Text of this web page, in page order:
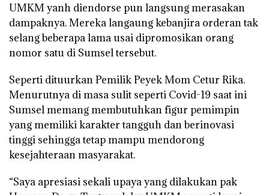
UMKM yanh diendorse pun langsung merasakan
dampaknya. Mereka langaung kebanjira orderan tak
selang beberapa lama usai dipromosikan orang
nomor satu di Sumsel tersebut.
Seperti dituurkan Pemilik Peyek Mom Cetur Rika.
Menurutnya di masa sulit seperti Covid-19 saat ini
Sumsel memang membutuhkan figur pemimpin
yang memiliki karakter tangguh dan berinovasi
tinggi sehingga tetap mampu mendorong
kesejahteraan masyarakat.
“Saya apresiasi sekali upaya yang dilakukan pak